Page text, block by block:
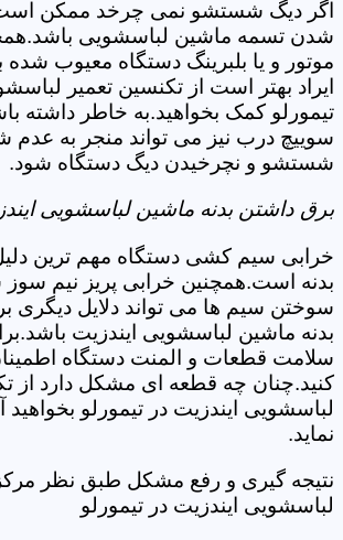
اگر دیگ شستشو نمی چرخد ممکن است
شدن تسمه ماشین لباسشویی
موتور و یا بلبرینگ دستگاه معیوب شده
ایراد بهتر است از تکنسین تعمیر
تیمورلو کمک بخواهید.به خاطر داشته
سوییچ درب نیز می تواند منجر به عدم
شستشو و نچرخیدن دیگ دستگاه شود.
برق داشتن بدنه ماشین لباسشویی
خرابی سیم کشی دستگاه مهم ترین
بدنه است.همچنین خرابی پریز نیم
سوختن سیم ها می تواند دلایل دیگری
بدنه ماشین لباسشویی ایندزیت
سلامت قطعات و المنت دستگاه
کنید.چنان چه قطعه ای مشکل دارد از
لباسشویی ایندزیت در تیمورلو بخواهید
نماید.
نتیجه گیری و رفع مشکل طبق نظر مرکز
لباسشویی ایندزیت در تیمورلو